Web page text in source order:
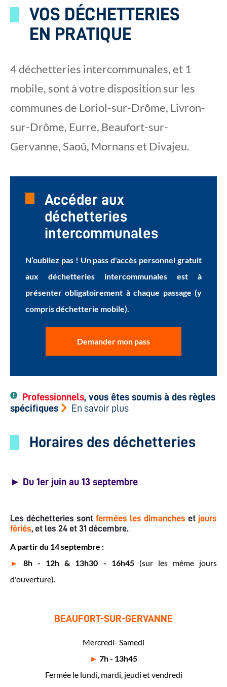
VOS DÉCHETTERIES
EN PRATIQUE
4 déchetteries intercommunales, et 1
mobile, sont à votre disposition sur les
communes de Loriol-sur-Drôme, Livron-
sur-Drôme, Eurre, Beaufort-sur-
Gervanne, Saoû, Mornans et Divajeu.
Accéder aux
déchetteries
intercommunales
N’oubliez pas ! Un pass d'accès personnel gratuit
aux déchetteries intercommunales est à
présenter obligatoirement à chaque passage (y
compris déchetterie mobile).
Demander mon pass
Professionnels, vous êtes soumis à des règles
spécifiques
En savoir plus
Horaires des déchetteries
► Du 1er juin au 13 septembre
Les déchetteries sont fermées les dimanches et jours
fériés, et les 24 et 31 décembre.
A partir du 14 septembre :
►8h - 12h & 13h30 - 16h45(sur les même jours
d'ouverture).
BEAUFORT-SUR-GERVANNE
Mercredi- Samedi
► 7h - 13h45
Fermée le lundi, mardi, jeudi et vendredi